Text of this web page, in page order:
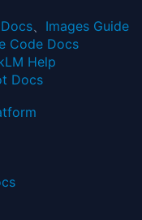
、 Images Guide
Code Docs
Help
Docs